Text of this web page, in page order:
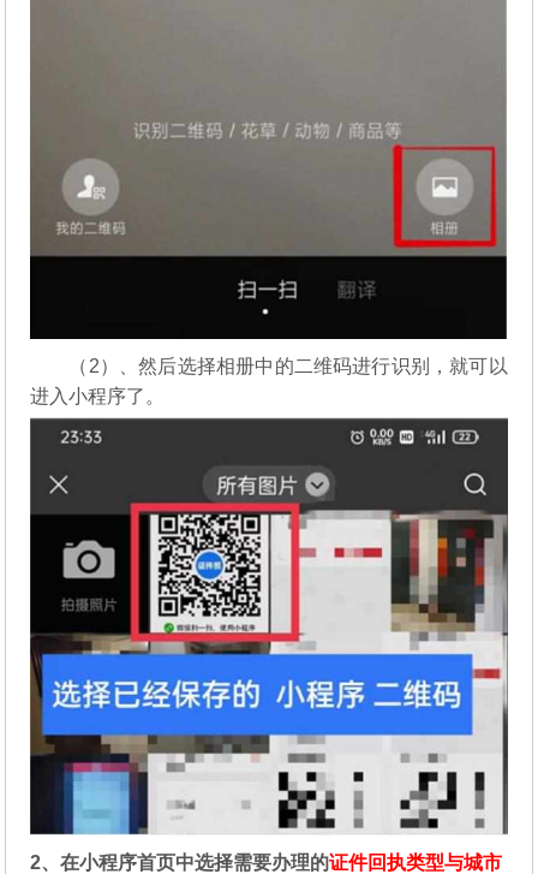
（2）、然后选择相册中的二维码进行识别，就可以
进入小程序了。
2、在小程序首页中选择需要办理的证件回执类型与城市